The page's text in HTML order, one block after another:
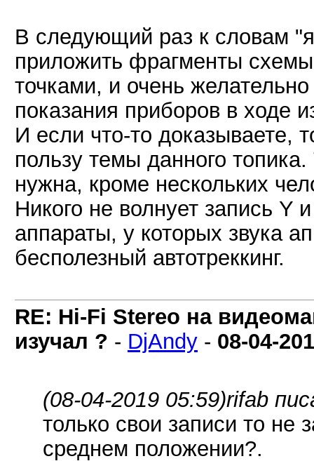
В следующий раз к словам
приложить фрагменты
точками, и очень
показания приборов в ходе
И если что-то доказываете,
пользу темы данного
нужна, кроме нескольких
Никого не волнует запись Y
аппараты, у которых звука
бесполезный автотреккинг.
RE: Hi-Fi Stereo на
изучал ? - DjAndy - 08-04-
(08-04-2019 05:59)rifab
только свои записи то не
среднем положении?.